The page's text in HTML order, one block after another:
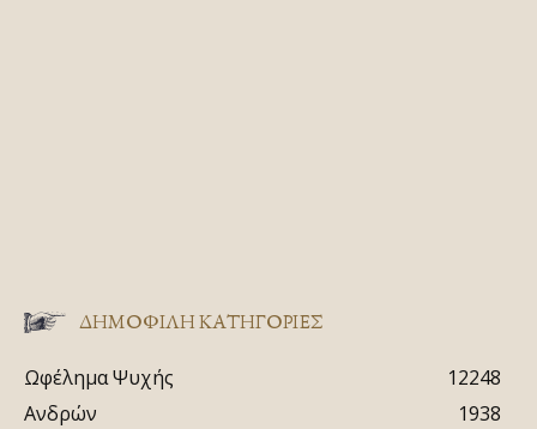
ΔΗΜΟΦΙΛΗ ΚΑΤΗΓΟΡΙΕΣ
Ωφέλημα Ψυχής
12248
Ανδρών
1938